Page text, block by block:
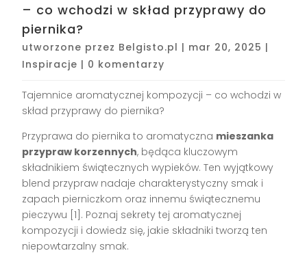
– co wchodzi w skład przyprawy do
piernika?
utworzone przez Belgisto.pl | mar 20, 2025 |
Inspiracje | 0 komentarzy
Tajemnice aromatycznej kompozycji – co wchodzi w
skład przyprawy do piernika?
Przyprawa do piernika to aromatyczna mieszanka
przypraw korzennych, będąca kluczowym
składnikiem świątecznych wypieków. Ten wyjątkowy
blend przypraw nadaje charakterystyczny smak i
zapach pierniczkom oraz innemu świątecznemu
pieczywu [1]. Poznaj sekrety tej aromatycznej
kompozycji i dowiedz się, jakie składniki tworzą ten
niepowtarzalny smak.